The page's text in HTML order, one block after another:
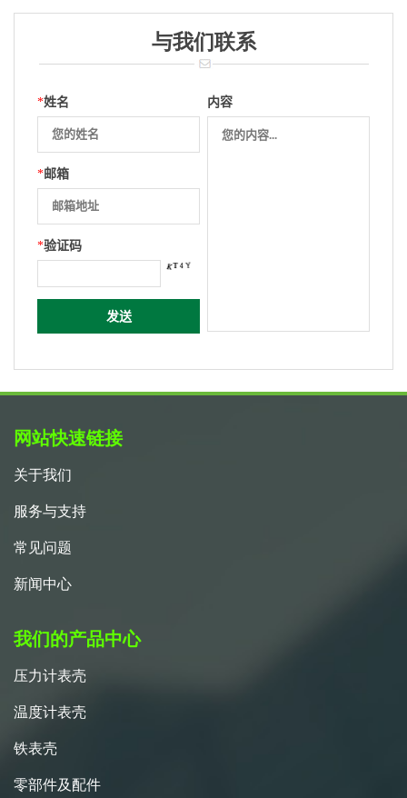
与我们联系
*姓名
*邮箱
*验证码
内容
网站快速链接
关于我们
服务与支持
常见问题
新闻中心
我们的产品中心
压力计表壳
温度计表壳
铁表壳
零部件及配件